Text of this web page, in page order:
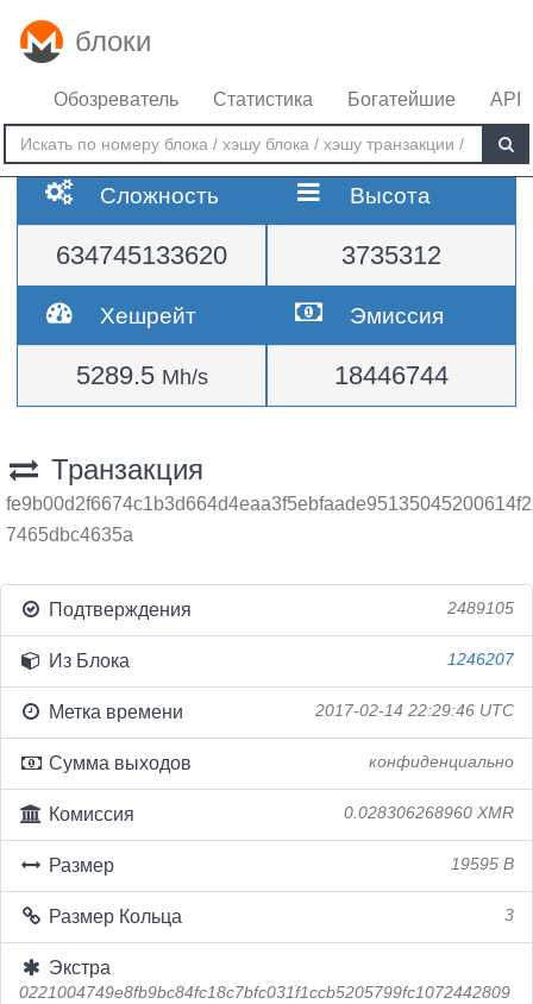
блоки
Обозреватель Статистика Богатейшие API
Сложность
634745133620
Высота
3735312
Хешрейт
5289.5 Mh/s
Эмиссия
18446744
Транзакция
fe9b00d2f6674c1b3d664d4eaa3f5ebfaade95135045200614f2
7465dbc4635a
Подтверждения 2489105
Из Блока 1246207
Метка времени 2017-02-14 22:29:46 UTC
Сумма выходов конфиденциально
Комиссия 0.028306268960 XMR
Размер 19595 B
Размер Кольца 3
Экстра
0221004749e8fb9bc84fc18c7bfc031f1ccb5205799fc1072442809